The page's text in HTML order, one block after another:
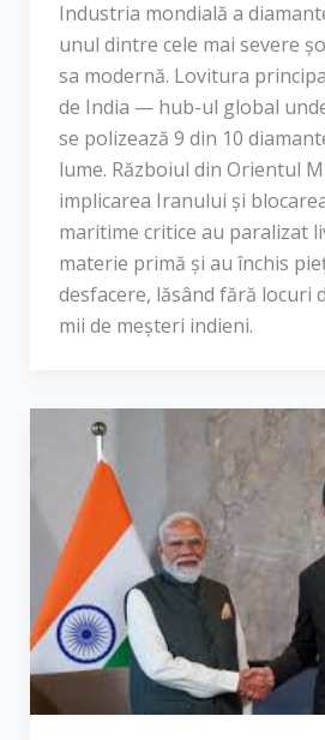
Industria mondială a
unul dintre cele mai severe
sa modernă. Lovitura
de India — hub-ul global
se polizează 9 din 10
lume. Războiul din Orientul
implicarea Iranului și
maritime critice au paralizat
materie primă și au închis
desfacere, lăsând fără locuri
mii de meșteri indieni.